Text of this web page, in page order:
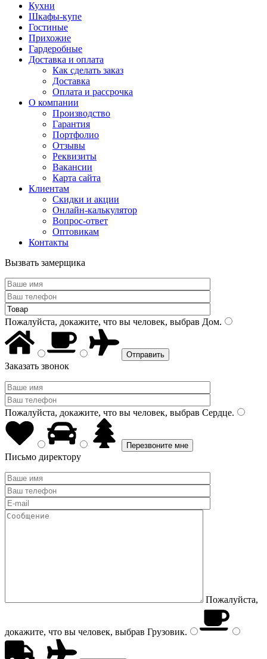
Кухни
Шкафы-купе
Гостиные
Прихожие
Гардеробные
Доставка и оплата
Как сделать заказ
Доставка
Оплата и рассрочка
О компании
Производство
Гарантия
Портфолио
Отзывы
Реквизиты
Вакансии
Карта сайта
Клиентам
Скидки и акции
Онлайн-калькулятор
Вопрос-ответ
Оптовикам
Контакты
Вызвать замерщика
Пожалуйста, докажите, что вы человек, выбрав Дом.
Заказать звонок
Пожалуйста, докажите, что вы человек, выбрав Сердце.
Письмо директору
Пожалуйста,
докажите, что вы человек, выбрав Грузовик.